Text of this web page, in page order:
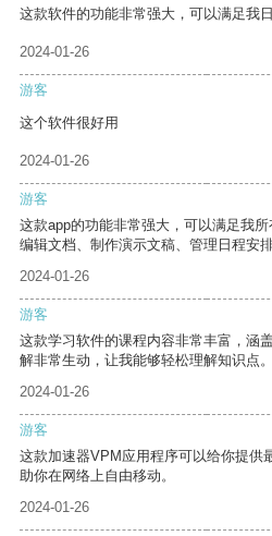
这款软件的功能非常强大，可以满足我
2024-01-26
游客
这个软件很好用
2024-01-26
游客
这款app的功能非常强大，可以满足我
编辑文档、制作演示文稿、管理日程安排
2024-01-26
游客
这款学习软件的课程内容非常丰富，涵
解非常生动，让我能够轻松理解知识点。
2024-01-26
游客
这款加速器VPM应用程序可以给你提供
助你在网络上自由移动。
2024-01-26